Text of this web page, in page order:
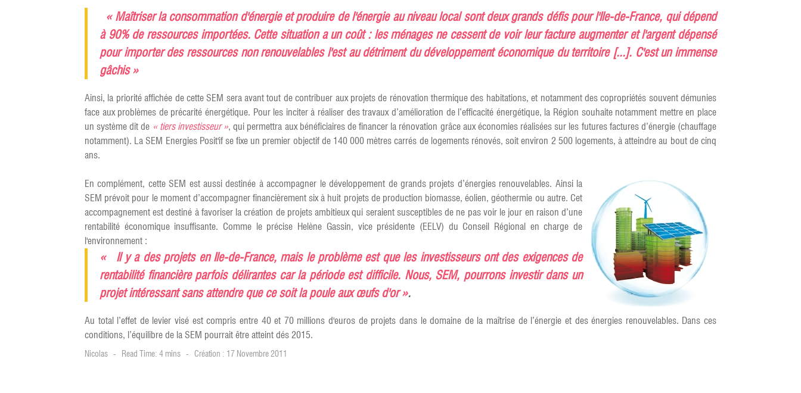
« Maîtriser la consommation d'énergie et produire de l'énergie au niveau local sont deux grands défis pour l'Ile-de-France, qui dépend
à 90% de ressources importées. Cette situation a un coût : les ménages ne cessent de voir leur facture augmenter et l'argent dépensé
pour importer des ressources non renouvelables l'est au détriment du développement économique du territoire [...]. C'est un immense
gâchis »
Ainsi, la priorité affichée de cette SEM sera avant tout de contribuer aux projets de rénovation thermique des habitations, et notamment des copropriétés souvent démunies
face aux problèmes de précarité énergétique. Pour les inciter à réaliser des travaux d’amélioration de l’efficacité énergétique, la Région souhaite notamment mettre en place
un système dit de « tiers investisseur », qui permettra aux bénéficiaires de financer la rénovation grâce aux économies réalisées sur les futures factures d’énergie (chauffage
notamment). La SEM Energies Posit'if se fixe un premier objectif de 140 000 mètres carrés de logements rénovés, soit environ 2 500 logements, à atteindre au bout de cinq
ans.
En complément, cette SEM est aussi destinée à accompagner le développement de grands projets d’énergies renouvelables. Ainsi la
SEM prévoit pour le moment d’accompagner financièrement six à huit projets de production biomasse, éolien, géothermie ou autre. Cet
accompagnement est destiné à favoriser la création de projets ambitieux qui seraient susceptibles de ne pas voir le jour en raison d’une
rentabilité économique insuffisante. Comme le précise Helène Gassin, vice présidente (EELV) du Conseil Régional en charge de
l'environnement :
« Il y a des projets en Ile-de-France, mais le problème est que les investisseurs ont des exigences de
rentabilité financière parfois délirantes car la période est difficile. Nous, SEM, pourrons investir dans un
projet intéressant sans attendre que ce soit la poule aux œufs d'or ».
Au total l’effet de levier visé est compris entre 40 et 70 millions d'euros de projets dans le domaine de la maîtrise de l’énergie et des énergies renouvelables. Dans ces
conditions, l’équilibre de la SEM pourrait être atteint dés 2015.
Nicolas Read Time: 4 mins Création : 17 Novembre 2011